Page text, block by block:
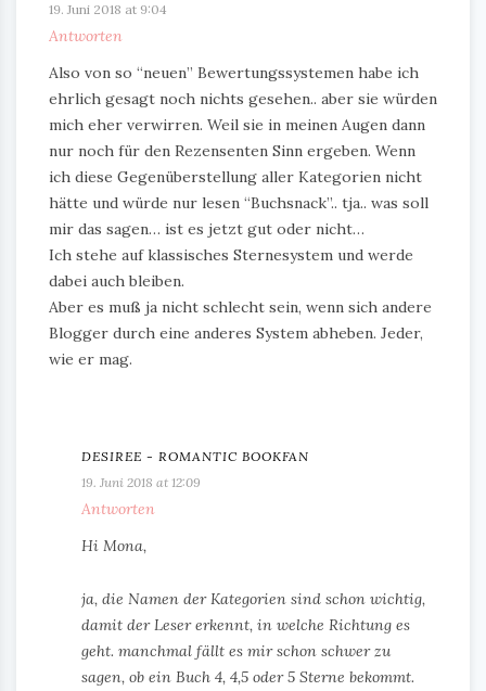
19. Juni 2018 at 9:04
Antworten
Also von so “neuen” Bewertungssystemen habe ich
ehrlich gesagt noch nichts gesehen.. aber sie würden
mich eher verwirren. Weil sie in meinen Augen dann
nur noch für den Rezensenten Sinn ergeben. Wenn
ich diese Gegenüberstellung aller Kategorien nicht
hätte und würde nur lesen “Buchsnack”.. tja.. was soll
mir das sagen… ist es jetzt gut oder nicht…
Ich stehe auf klassisches Sternesystem und werde
dabei auch bleiben.
Aber es muß ja nicht schlecht sein, wenn sich andere
Blogger durch eine anderes System abheben. Jeder,
wie er mag.
DESIREE - ROMANTIC BOOKFAN
19. Juni 2018 at 12:09
Antworten
Hi Mona,
ja, die Namen der Kategorien sind schon wichtig,
damit der Leser erkennt, in welche Richtung es
geht. manchmal fällt es mir schon schwer zu
sagen, ob ein Buch 4, 4,5 oder 5 Sterne bekommt.